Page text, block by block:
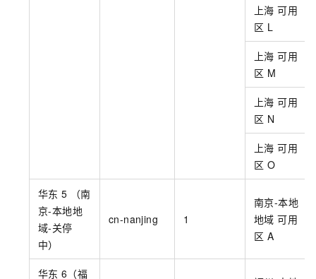
上海 可用
区 L
上海 可用
区 M
上海 可用
区 N
上海 可用
区 O
华东 5 （南
京-本地地
域-关停
中）
cn-nanjing 1
南京-本地
地域 可用
区 A
华东 6（福